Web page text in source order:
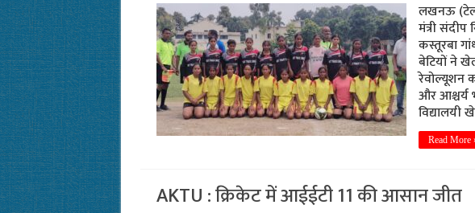
लखनऊ
मंत्री संदीप
कस्तूरबा
बेटियों ने
रेवोल्यूशन
और आश्चर्य
विद्यालयी
Read More
AKTU : क्रिकेट में आईईटी 11 की आसान जीत